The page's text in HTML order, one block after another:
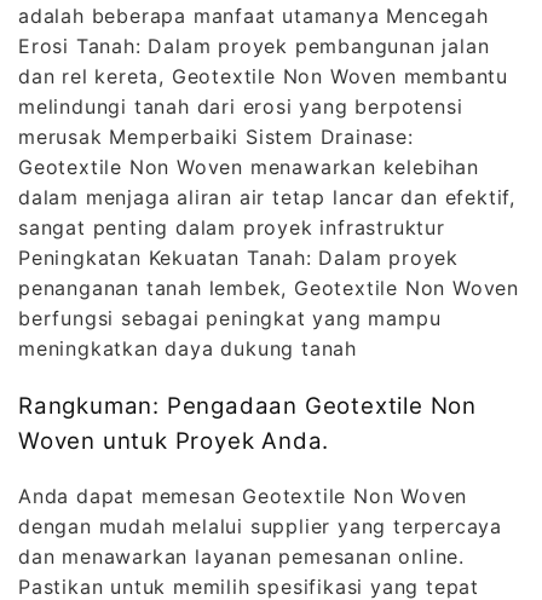
adalah beberapa manfaat utamanya Mencegah
Erosi Tanah: Dalam proyek pembangunan jalan
dan rel kereta, Geotextile Non Woven membantu
melindungi tanah dari erosi yang berpotensi
merusak Memperbaiki Sistem Drainase:
Geotextile Non Woven menawarkan kelebihan
dalam menjaga aliran air tetap lancar dan efektif,
sangat penting dalam proyek infrastruktur
Peningkatan Kekuatan Tanah: Dalam proyek
penanganan tanah lembek, Geotextile Non Woven
berfungsi sebagai peningkat yang mampu
meningkatkan daya dukung tanah
Rangkuman: Pengadaan Geotextile Non
Woven untuk Proyek Anda.
Anda dapat memesan Geotextile Non Woven
dengan mudah melalui supplier yang terpercaya
dan menawarkan layanan pemesanan online.
Pastikan untuk memilih spesifikasi yang tepat